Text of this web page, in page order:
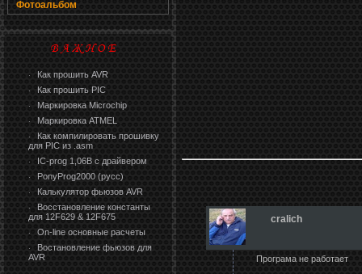
Фотоальбом
· Как прошить AVR
· Как прошить PIC
· Маркировка Microchip
· Маркировка ATMEL
·
Как компилировать прошивку
для PIC из .asm
· IC-prog 1,06В с драйвером
· PonyProg2000 (русс)
· Калькулятор фьюзов AVR
·
Восстановление константы
для 12F629 & 12F675
· On-line основные расчеты
·
Востановление фьюзов для
AVR
cralich
Програма не работает